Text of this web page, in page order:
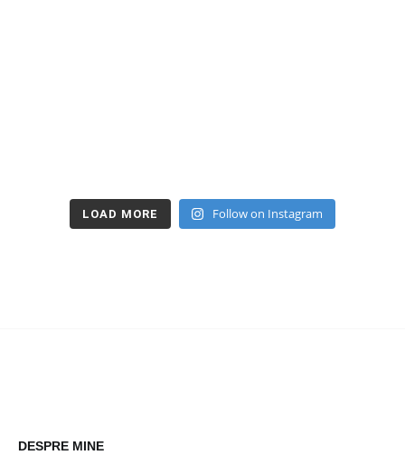
LOAD MORE Follow on Instagram
DESPRE MINE